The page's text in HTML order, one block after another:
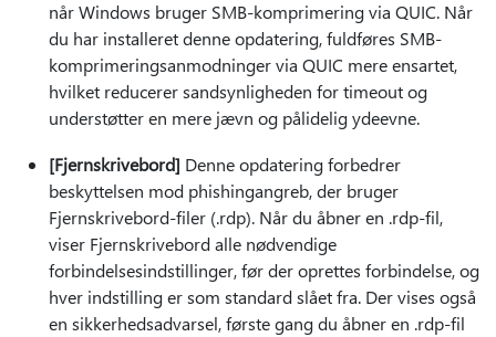
når Windows bruger SMB-komprimering via QUIC. Når
du har installeret denne opdatering, fuldføres SMB-
komprimeringsanmodninger via QUIC mere ensartet,
hvilket reducerer sandsynligheden for timeout og
understøtter en mere jævn og pålidelig ydeevne.
[Fjernskrivebord] Denne opdatering forbedrer
beskyttelsen mod phishingangreb, der bruger
Fjernskrivebord-filer (.rdp). Når du åbner en .rdp-fil,
viser Fjernskrivebord alle nødvendige
forbindelsesindstillinger, før der oprettes forbindelse, og
hver indstilling er som standard slået fra. Der vises også
en sikkerhedsadvarsel, første gang du åbner en .rdp-fil